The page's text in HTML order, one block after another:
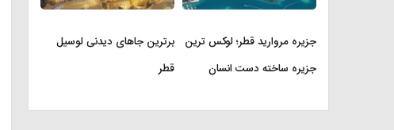
جزیره مروارید قطر؛ لوکس ترین
جزیره ساخته دست انسان
برترین جاهای دیدنی لوسیل
قطر